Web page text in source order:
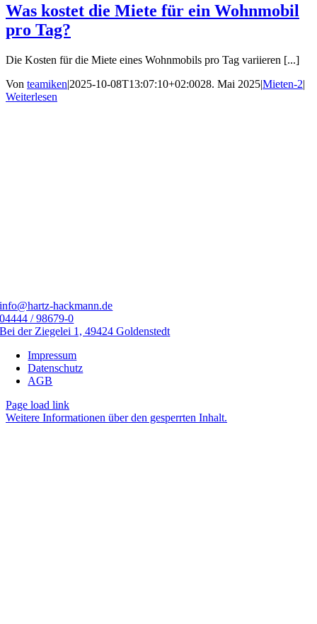
Was kostet die Miete für ein Wohnmobil
pro Tag?
Die Kosten für die Miete eines Wohnmobils pro Tag variieren [...]
Von teamiken|2025-10-08T13:07:10+02:0028. Mai 2025|Mieten-2|
Weiterlesen
info@hartz-hackmann.de
04444 / 98679-0
Bei der Ziegelei 1, 49424 Goldenstedt
Impressum
Datenschutz
AGB
Page load link
Weitere Informationen über den gesperrten Inhalt.